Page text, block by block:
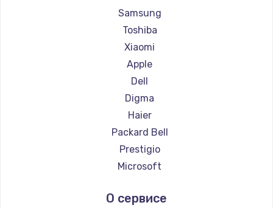
Ремонт ноутбуков LG
Ремонт ноутбуков Panasonic
Ремонт ноутбуков Irbis
Ремонт ноутбуков Thunderobot
Ремонт ноутбуков Hasee
Ремонт ноутбуков ZTE
Ремонт ноутбуков Hiper
Ремонт ноутбуков Evga
Ремонт ноутбуков Google
Ремонт ноутбуков Echips
Ремонт ноутбуков Predator
Samsung
Toshiba
Xiaomi
Apple
Dell
Digma
Haier
Packard Bell
Prestigio
Microsoft
Aquarius
О сервисе